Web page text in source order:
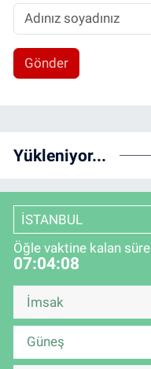
Gönder
Yükleniyor...
İSTANBUL
Öğle vaktine kalan süre
07:04:07
İmsak
Güneş